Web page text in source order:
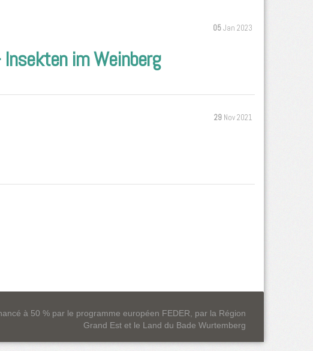
05Jan 2023
im Weinberg
29 Nov 2021
à 50 % par le programme européen FEDER, par la Région
Grand Est et le Land du Bade Wurtemberg